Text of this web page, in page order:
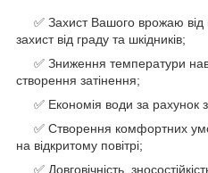
✅ Захист Вашого врожаю від
захист від граду та шкідників;
✅ Зниження температури
створення затінення;
✅ Економія води за рахунок
✅ Створення комфортних
на відкритому повітрі;
✅ Довговічність,